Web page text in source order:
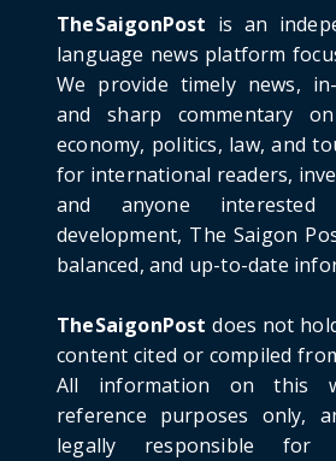
Project: An
June 21, 2026
HOTNEWS
Detailed Analysis of the
Law in
June 21, 2026
HOTNEWS
Prime Minister Lê Minh
Russia: A New
HOTNEWS
Politburo: Strictly Handle
Pirated
June 21, 2026
TheSaigonPost is an
language news platform
We provide timely news,
and sharp commentary
economy, politics, law, and
for international readers,
and anyone interested
development, The Saigon
balanced, and up-to-date
TheSaigonPost does not
content cited or compiled
All information on this
reference purposes only,
legally responsible for